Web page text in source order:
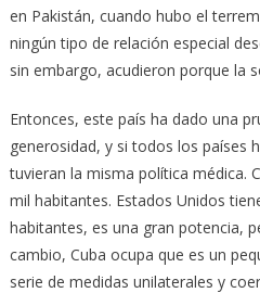
en Pakistán, cuando hubo el
ningún tipo de relación especial
sin embargo, acudieron porque la
Entonces, este país ha dado una
generosidad, y si todos los países
tuvieran la misma política médica.
mil habitantes. Estados Unidos
habitantes, es una gran potencia,
cambio, Cuba ocupa que es un
serie de medidas unilaterales y